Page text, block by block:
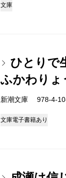
文庫
ひとりで
ふかわりょ
新潮文庫 978-4-
文庫電子書籍あり